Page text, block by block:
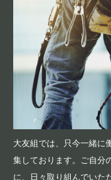
大友組では、只今一緒に
集しております。ご自分
に、日々取り組んでいた